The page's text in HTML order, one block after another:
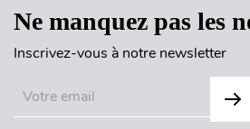
Ne manquez pas les
Inscrivez-vous à notre newsletter